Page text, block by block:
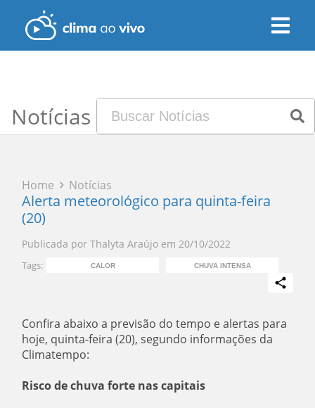
Notícias
Home Notícias
Alerta meteorológico para quinta-feira
(20)
Publicada por Thalyta Araújo em 20/10/2022
Tags: CALOR CHUVA INTENSA
Confira abaixo a previsão do tempo e alertas para
hoje, quinta-feira (20), segundo informações da
Climatempo:
Risco de chuva forte nas capitais